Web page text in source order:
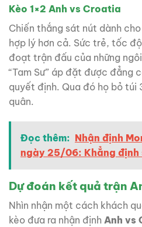
Kèo 1×2 Anh vs Croatia
Chiến thắng sát nút dành
hợp lý hơn cả. Sức trẻ, tốc
đoạt trận đấu của những
“Tam Sư” áp đặt được đẳng
quyết định. Qua đó họ bỏ túi
quân.
Đọc thêm: Nhận định
ngày 25/06: Khẳng định
Dự đoán kết quả trận
Nhìn nhận một cách khách
kèo đưa ra nhận định Anh vs